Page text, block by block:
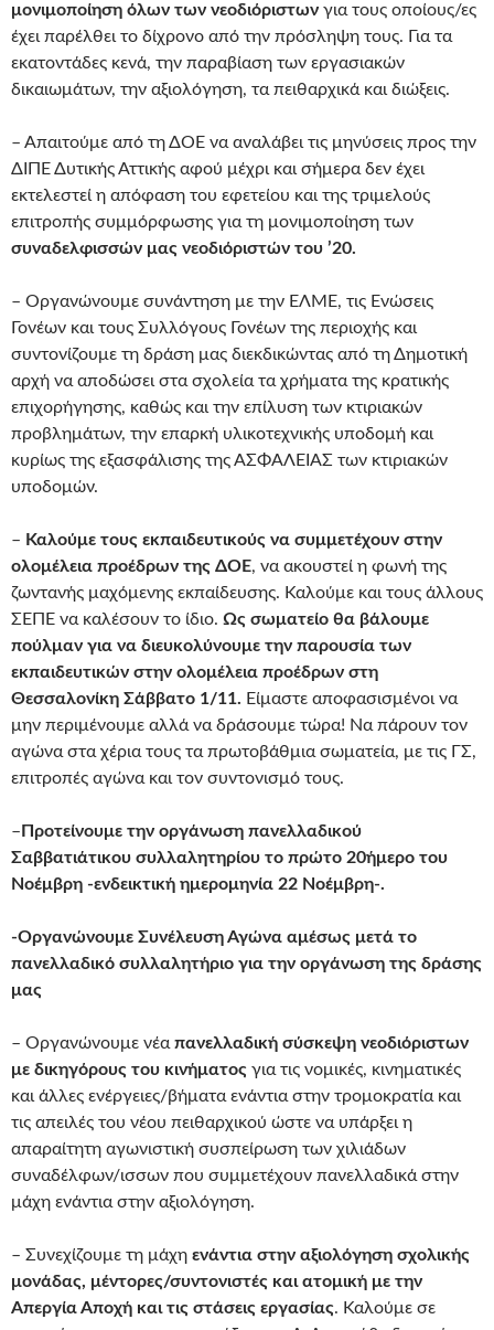
μονιμοποίηση όλων των νεοδιόριστων για τους οποίους/ες
έχει παρέλθει το δίχρονο από την πρόσληψη τους. Για τα
εκατοντάδες κενά, την παραβίαση των εργασιακών
δικαιωμάτων, την αξιολόγηση, τα πειθαρχικά και διώξεις.
– Απαιτούμε από τη ΔΟΕ να αναλάβει τις μηνύσεις προς την
ΔΙΠΕ Δυτικής Αττικής αφού μέχρι και σήμερα δεν έχει
εκτελεστεί η απόφαση του εφετείου και της τριμελούς
επιτροπής συμμόρφωσης για τη μονιμοποίηση των
συναδελφισσών μας νεοδιόριστών του ’20.
– Οργανώνουμε συνάντηση με την ΕΛΜΕ, τις Ενώσεις
Γονέων και τους Συλλόγους Γονέων της περιοχής και
συντονίζουμε τη δράση μας διεκδικώντας από τη Δημοτική
αρχή να αποδώσει στα σχολεία τα χρήματα της κρατικής
επιχορήγησης, καθώς και την επίλυση των κτιριακών
προβλημάτων, την επαρκή υλικοτεχνικής υποδομή και
κυρίως της εξασφάλισης της ΑΣΦΑΛΕΙΑΣ των κτιριακών
υποδομών.
– Καλούμε τους εκπαιδευτικούς να συμμετέχουν στην
ολομέλεια προέδρων της ΔΟΕ, να ακουστεί η φωνή της
ζωντανής μαχόμενης εκπαίδευσης. Καλούμε και τους άλλους
ΣΕΠΕ να καλέσουν το ίδιο. Ως σωματείο θα βάλουμε
πούλμαν για να διευκολύνουμε την παρουσία των
εκπαιδευτικών στην ολομέλεια προέδρων στη
Θεσσαλονίκη Σάββατο 1/11. Είμαστε αποφασισμένοι να
μην περιμένουμε αλλά να δράσουμε τώρα! Να πάρουν τον
αγώνα στα χέρια τους τα πρωτοβάθμια σωματεία, με τις ΓΣ,
επιτροπές αγώνα και τον συντονισμό τους.
– Προτείνουμε την οργάνωση πανελλαδικού
Σαββατιάτικου συλλαλητηρίου το πρώτο 20ήμερο του
Νοέμβρη -ενδεικτική ημερομηνία 22 Νοέμβρη-.
-Οργανώνουμε Συνέλευση Αγώνα αμέσως μετά το
πανελλαδικό συλλαλητήριο για την οργάνωση της δράσης
μας
– Οργανώνουμε νέα πανελλαδική σύσκεψη νεοδιόριστων
με δικηγόρους του κινήματος για τις νομικές, κινηματικές
και άλλες ενέργειες/βήματα ενάντια στην τρομοκρατία και
τις απειλές του νέου πειθαρχικού ώστε να υπάρξει η
απαραίτητη αγωνιστική συσπείρωση των χιλιάδων
συναδέλφων/ισσων που συμμετέχουν πανελλαδικά στην
μάχη ενάντια στην αξιολόγηση.
– Συνεχίζουμε τη μάχη ενάντια στην αξιολόγηση σχολικής
μονάδας, μέντορες/συντονιστές και ατομική με την
Απεργία Αποχή και τις στάσεις εργασίας. Καλούμε σε